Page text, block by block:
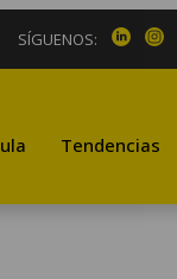
SÍGUENOS:
Tendencias